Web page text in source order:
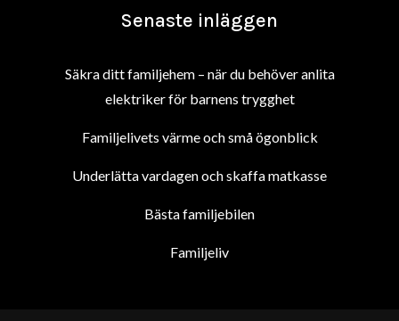
Senaste inläggen
Säkra ditt familjehem – när du behöver anlita
elektriker för barnens trygghet
Familjelivets värme och små ögonblick
Underlätta vardagen och skaffa matkasse
Bästa familjebilen
Familjeliv